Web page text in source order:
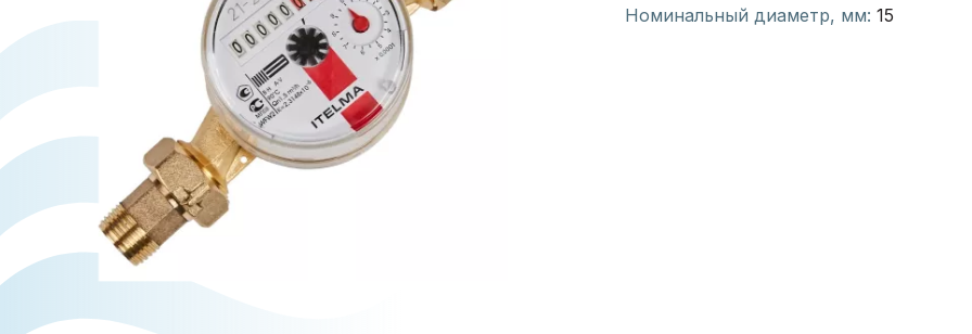
Номинальный диаметр, мм: 15